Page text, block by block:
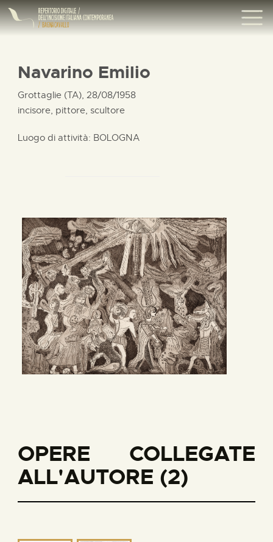
Navarino Emilio
Grottaglie (TA), 28/08/1958
incisore, pittore, scultore
Luogo di attività: BOLOGNA
OPERE COLLEGATE
ALL'AUTORE (2)